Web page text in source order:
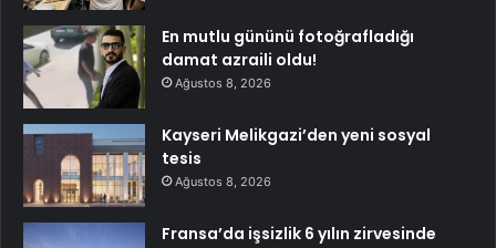
En mutlu gününü fotoğrafladığı
damat azraili oldu!
Ağustos 8, 2026
Kayseri Melikgazi’den yeni sosyal
tesis
Ağustos 8, 2026
Fransa’da işsizlik 6 yılın zirvesinde